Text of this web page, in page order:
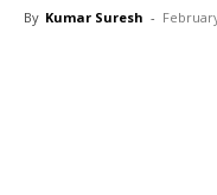
By Kumar Suresh -